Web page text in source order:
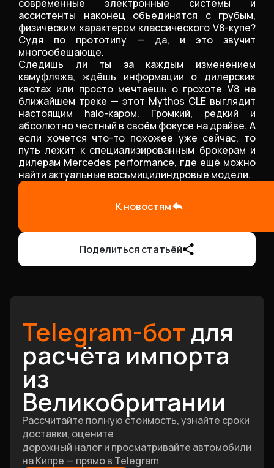
современные электронные системы и
ассистенты наконец объединятся с грубым,
физическим характером классического V8-купе?
Судя по прототипу — да, и это звучит
многообещающе.
Следишь ли ты за каждым изменением
камуфляжа, ждёшь информации о дилерских
квотах или просто мечтаешь о грохоте V8 на
ближайшем треке — этот Mythos CLE выглядит
настоящим halo-каром. Громкий, редкий и
абсолютно честный в своём фокусе на драйве. А
если хочется что-то похожее уже сейчас, то
путь лежит к специализированным брокерам и
дилерам Mercedes performance, где ещё можно
найти актуальные восьмицилиндровые модели.
К новостям
Поделиться статьёй
Telegram-ботдля
расчёта импорта
из
Великобритании
Рассчитайте полную стоимость, узнайте сроки
доставки, оцените
дорожный налог и просматривайте автомобили
на Кипре — прямо в Telegram